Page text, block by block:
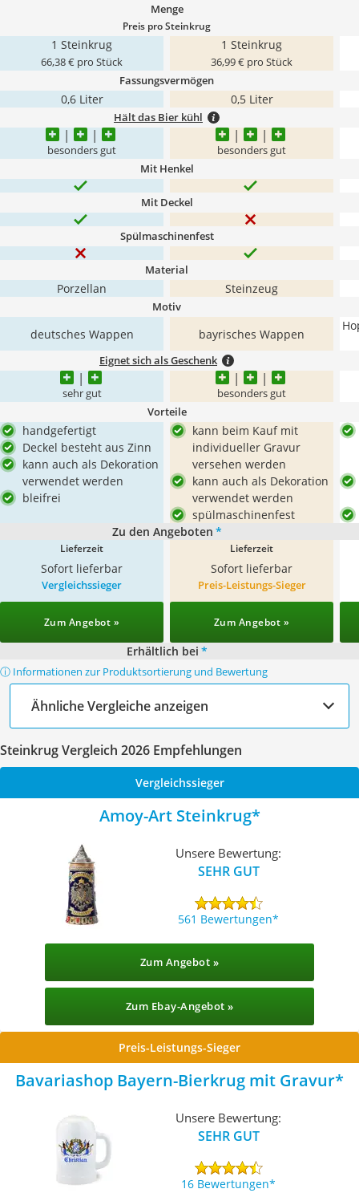
Menge
Preis pro Steinkrug
1 Steinkrug
66,38 € pro Stück
1 Steinkrug
36,99 € pro Stück
Fassungsvermögen
0,6 Liter 0,5 Liter
Hält das Bier kühl
besonders gut besonders gut
Mit Henkel
Mit Deckel
Spülmaschinenfest
Material
Porzellan Steinzeug
Motiv
deutsches Wappen bayrisches Wappen
Eignet sich als Geschenk
sehr gut besonders gut
Vorteile
handgefertigt
Deckel besteht aus Zinn
kann auch als Dekoration
verwendet werden
bleifrei
kann beim Kauf mit
individueller Gravur
versehen werden
kann auch als Dekoration
verwendet werden
spülmaschinenfest
Zu den Angeboten *
Lieferzeit
Sofort lieferbar
Lieferzeit
Sofort lieferbar
Vergleichssieger
Zum Angebot »
Preis-Leistungs-Sieger
Zum Angebot »
Erhältlich bei *
ⓘ Informationen zur Produktsortierung und Bewertung
Ähnliche Vergleiche anzeigen
Steinkrug Vergleich 2026 Empfehlungen
Vergleichssieger
Amoy-Art Steinkrug
Unsere Bewertung:
SEHR GUT
561 Bewertungen
Zum Angebot »
Zum Ebay-Angebot »
Preis-Leistungs-Sieger
Bavariashop Bayern-Bierkrug mit Gravur
Unsere Bewertung:
SEHR GUT
16 Bewertungen